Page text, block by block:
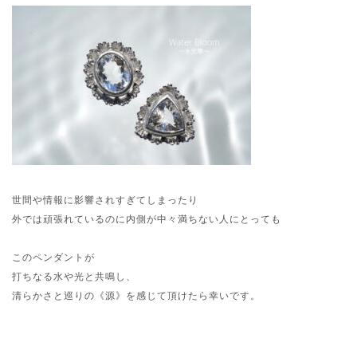
世間や情報に影響されすぎてしまったり
外では頑張れているのに内側が中々満ちない人にとっても
このペンダントが
打ちなる水や光と共鳴し、
清らかさと巡りの《源》を感じて頂けたら幸いです。